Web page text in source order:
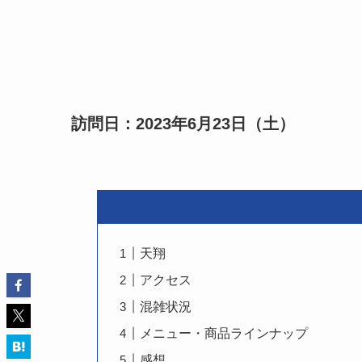
訪問日：2023年6月23日（土）
天翔
アクセス
混雑状況
メニュー・商品ラインナップ